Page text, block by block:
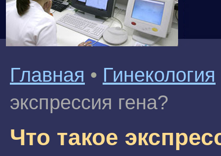
Главная • Гинекология
экспрессия гена?
Что такое